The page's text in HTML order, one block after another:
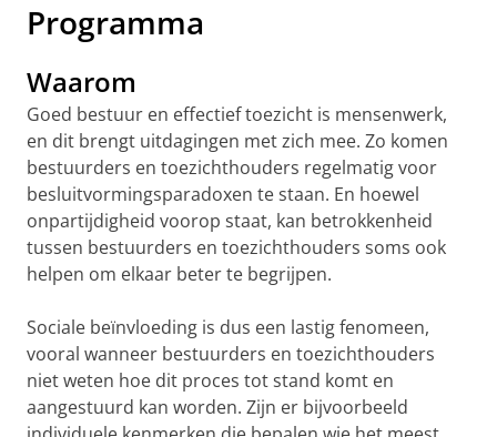
Programma
Waarom
Goed bestuur en effectief toezicht is mensenwerk,
en dit brengt uitdagingen met zich mee. Zo komen
bestuurders en toezichthouders regelmatig voor
besluitvormingsparadoxen te staan. En hoewel
onpartijdigheid voorop staat, kan betrokkenheid
tussen bestuurders en toezichthouders soms ook
helpen om elkaar beter te begrijpen.
Sociale beïnvloeding is dus een lastig fenomeen,
vooral wanneer bestuurders en toezichthouders
niet weten hoe dit proces tot stand komt en
aangestuurd kan worden. Zijn er bijvoorbeeld